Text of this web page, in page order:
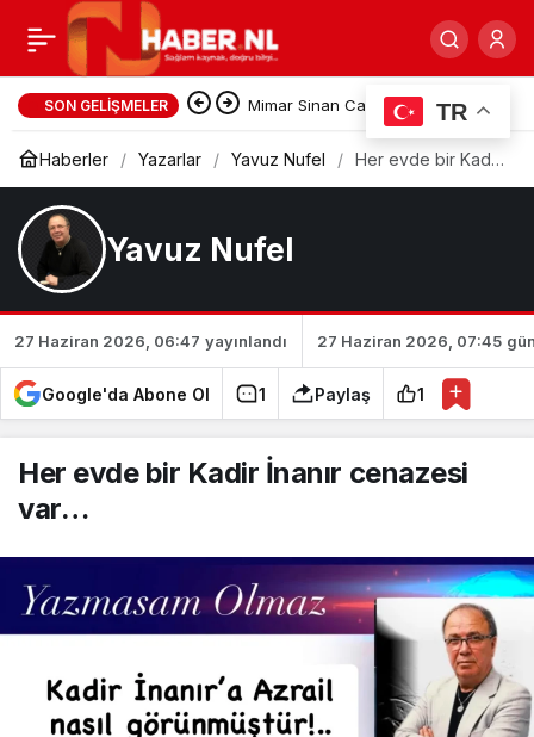
SON GELIŞMELER Mimar Sinan Camii’nin Kurucu
İsmi Vedat Tapan’a Hastanede
Haberler Yazarlar Yavuz Nufel
Her evde bir Kadir
Yavuz Nufel
27 Haziran 2026, 06:47 yayınlandı 27 Haziran 2026, 07:45
Google'da Abone Ol 1 Paylaş 1
Her evde bir Kadir İnanır cenazesi
var…
Uzatılan her
mikrofona konuşmayın…
0 Paylaş
TR